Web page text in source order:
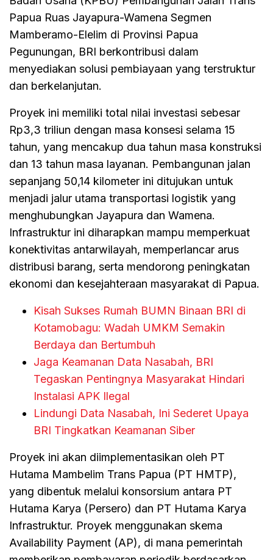
Papua Ruas Jayapura-Wamena Segmen
Mamberamo-Elelim di Provinsi Papua
Pegunungan, BRI berkontribusi dalam
menyediakan solusi pembiayaan yang terstruktur
dan berkelanjutan.
Proyek ini memiliki total nilai investasi sebesar
Rp3,3 triliun dengan masa konsesi selama 15
tahun, yang mencakup dua tahun masa konstruksi
dan 13 tahun masa layanan. Pembangunan jalan
sepanjang 50,14 kilometer ini ditujukan untuk
menjadi jalur utama transportasi logistik yang
menghubungkan Jayapura dan Wamena.
Infrastruktur ini diharapkan mampu memperkuat
konektivitas antarwilayah, memperlancar arus
distribusi barang, serta mendorong peningkatan
ekonomi dan kesejahteraan masyarakat di Papua.
Kisah Sukses Rumah BUMN Binaan BRI di
Kotamobagu: Wadah UMKM Semakin
Berdaya dan Bertumbuh
Jaga Keamanan Data Nasabah, BRI
Tegaskan Pentingnya Masyarakat Hindari
Instalasi APK Ilegal
Lindungi Data Nasabah, Ini Sederet Upaya
BRI Tingkatkan Keamanan Siber
Proyek ini akan diimplementasikan oleh PT
Hutama Mambelim Trans Papua (PT HMTP),
yang dibentuk melalui konsorsium antara PT
Hutama Karya (Persero) dan PT Hutama Karya
Infrastruktur. Proyek menggunakan skema
Availability Payment (AP), di mana pemerintah